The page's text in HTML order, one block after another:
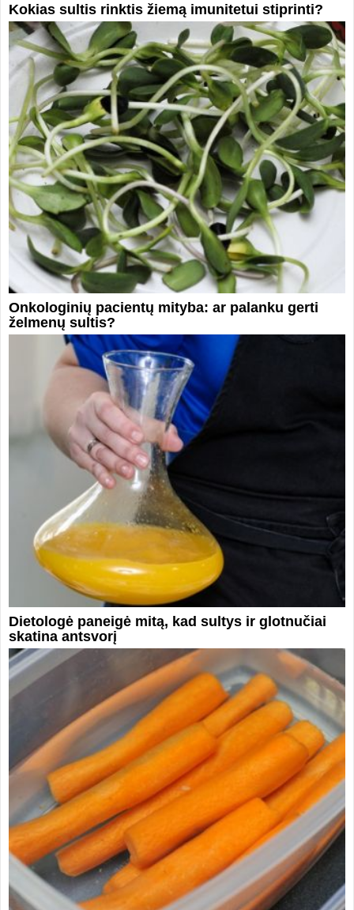
Kokias sultis rinktis žiemą imunitetui stiprinti?
Onkologinių pacientų mityba: ar palanku gerti
želmenų sultis?
Dietologė paneigė mitą, kad sultys ir glotnučiai
skatina antsvorį